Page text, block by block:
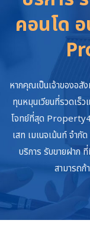
คอนโด
หากคุณเป็นเจ้าของอสั
ทุนหมุนเวียนที่รวดเร็
โจทย์ที่สุด
เสท เมเนจเม้นท์ จำ
บริการ รับขายฝาก
สามารถก้